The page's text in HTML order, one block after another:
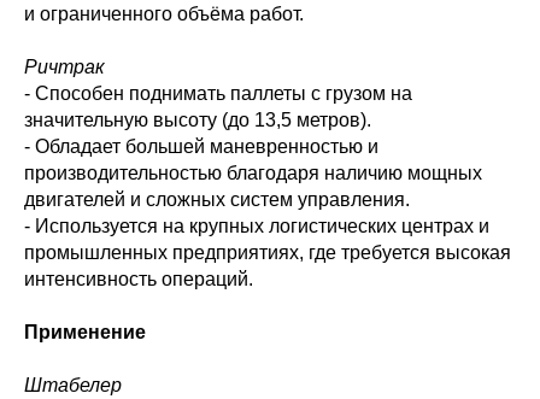
и ограниченного объёма работ.
Ричтрак
- Способен поднимать паллеты с грузом на
значительную высоту (до 13,5 метров).
- Обладает большей маневренностью и
производительностью благодаря наличию мощных
двигателей и сложных систем управления.
- Используется на крупных логистических центрах и
промышленных предприятиях, где требуется высокая
интенсивность операций.
Применение
Штабелер